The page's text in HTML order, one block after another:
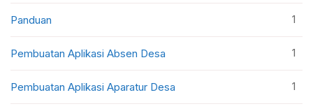
Panduan 1
Pembuatan Aplikasi Absen Desa 1
Pembuatan Aplikasi Aparatur Desa 1